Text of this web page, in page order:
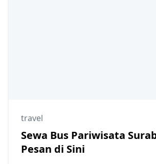
travel
Sewa Bus Pariwisata
Pesan di Sini